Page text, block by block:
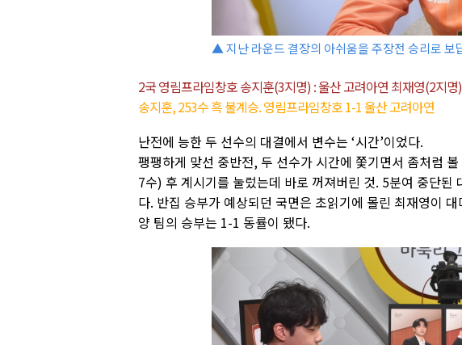
▲ 지난 라운드 결장의 아쉬움을 주장전 승리로 보
2국 영림프라임창호 송지훈(3지명) : 울산 고려아연 최재영(2지명)
송지훈, 253수 흑 불계승. 영림프라임창호 1-1 울산 고려아연
난전에 능한 두 선수의 대결에서 변수는 ‘시간’이었다.
팽팽하게 맞선 중반전, 두 선수가 시간에 쫓기면서 좀처럼
7수) 후 계시기를 눌렀는데 바로 꺼져버린 것. 5분여 중단
다. 반집 승부가 예상되던 국면은 초읽기에 몰린 최재영이
양 팀의 승부는 1-1 동률이 됐다.